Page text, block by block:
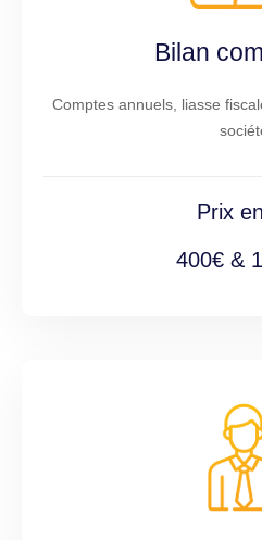
Bilan
Comptes annuels, liasse
Prix
400€ &